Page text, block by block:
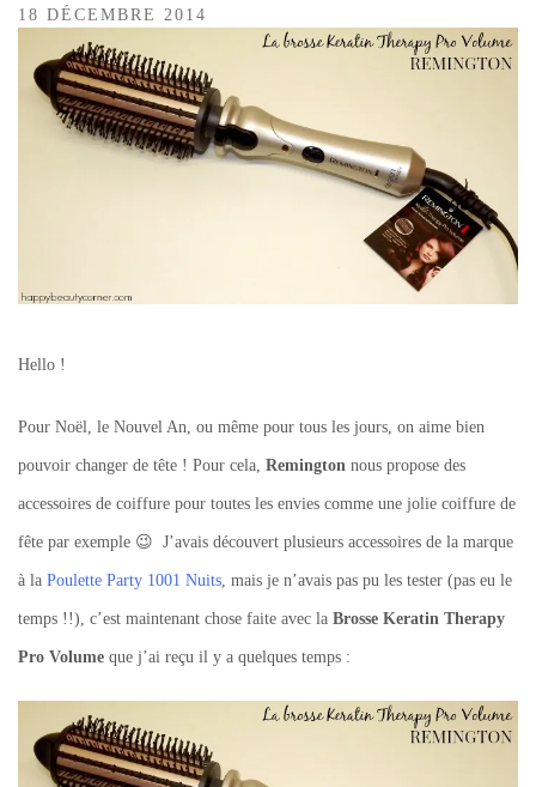
Lola
18 DÉCEMBRE 2014
Hello !
Pour Noël, le Nouvel An, ou même pour tous les jours, on aime bien
pouvoir changer de tête ! Pour cela, Remington nous propose des
accessoires de coiffure pour toutes les envies comme une jolie coiffure de
fête par exemple 😉 J’avais découvert plusieurs accessoires de la marque
à la Poulette Party 1001 Nuits, mais je n’avais pas pu les tester (pas eu le
temps !!), c’est maintenant chose faite avec la Brosse Keratin Therapy
Pro Volume que j’ai reçu il y a quelques temps :